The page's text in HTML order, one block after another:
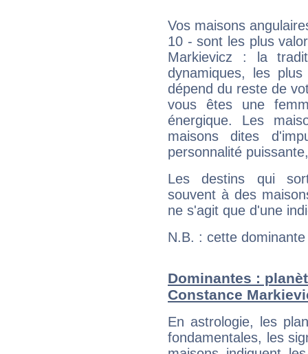
Vos maisons
10 - sont les plus
Markievicz : la
dynamiques, les
dépend du reste de
vous êtes une
énergique. Les
maisons dites
personnalité
Les destins qui
souvent à des
ne s'agit que d'une
N.B. : cette
Dominantes :
Constance
En astrologie, les
fondamentales, les